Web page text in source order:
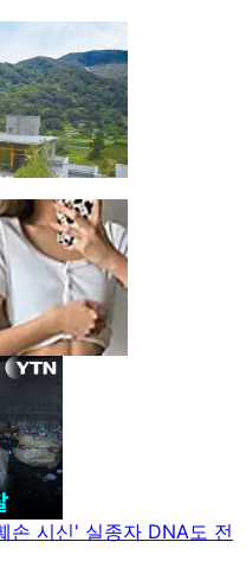
손 시신' 실종자 DNA도 전